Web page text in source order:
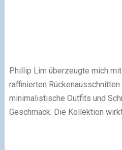
Phillip Lim überzeugte mich
raffinierten
minimalistische Outfits und
Geschmack. Die Kollektion